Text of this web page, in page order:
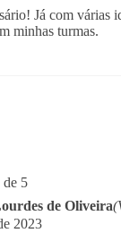
Já com várias
minhas turmas.
de 5
de Oliveira
2023